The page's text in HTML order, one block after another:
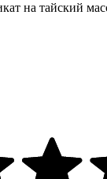
на тайский